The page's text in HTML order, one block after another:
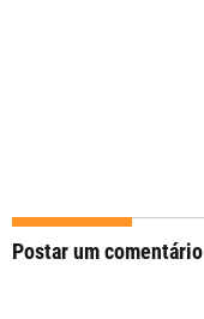
Postar um comentário